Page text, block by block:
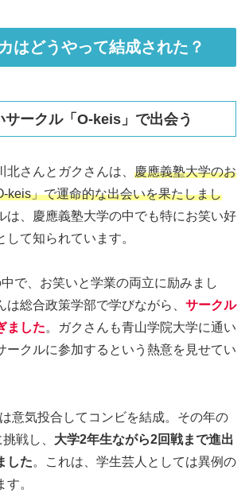
はどうやって結成された？
サークル「O-keis」で出会う
さんとガクさんは、 慶應義塾大学のお
keis」で運命的な出会いを果たしまし
は、慶應義塾大学の中でも特にお笑い好
して知られています。
で、お笑いと学業の両立に励みまし
は総合政策学部で学びながら、 サークル
ました。ガクさんも青山学院大学に通い
ークルに参加するという熱意を見せてい
意気投合してコンビを結成。その年の
戦し、 大学2年生ながら2回戦まで進出
した。これは、学生芸人としては異例の
。